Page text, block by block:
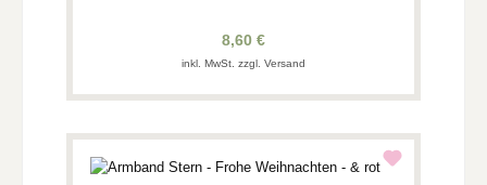
8,60 €
inkl. MwSt. zzgl. Versand